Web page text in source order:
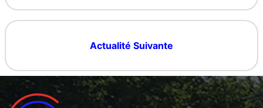
Actualité Suivante